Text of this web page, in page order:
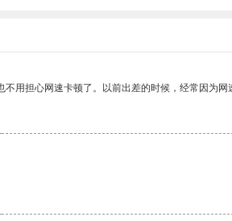
用担心网速卡顿了。以前出差的时候，经常因为